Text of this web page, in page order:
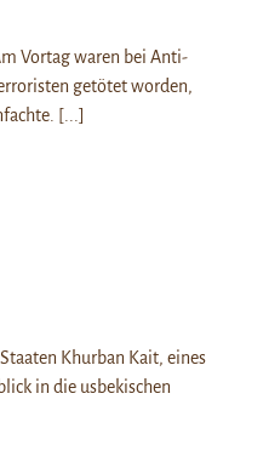
Vortag waren bei Anti-
getötet worden,
[...]
Khurban Kait, eines
in die usbekischen